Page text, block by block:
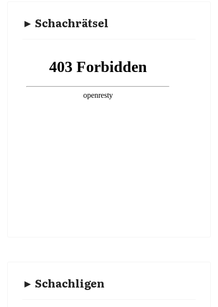
► Schachrätsel
► Schachligen